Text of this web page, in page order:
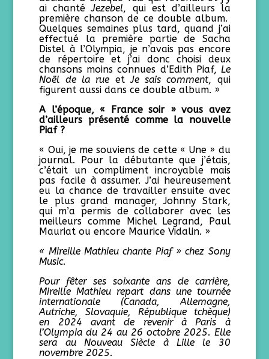
ai chantéJezebel, qui est d’ailleurs la
première chanson de ce double album.
Quelques semaines plus tard, quand j’ai
effectué la première partie de Sacha
Distel à l’Olympia, je n’avais pas encore
de répertoire et j’ai donc choisi deux
chansons moins connues d’Edith Piaf, Le
Noël de la rue etJe sais comment, qui
figurent aussi dans ce double album. »
A l’époque, « France soir » vous avez
d’ailleurs présenté comme la nouvelle
Piaf ?
« Oui, je me souviens de cette « Une » du
journal. Pour la débutante que j’étais,
c’était un compliment incroyable mais
pas facile à assumer. J’ai heureusement
eu la chance de travailler ensuite avec
le plus grand manager, Johnny Stark,
qui m’a permis de collaborer avec les
meilleurs comme Michel Legrand, Paul
Mauriat ou encore Maurice Vidalin. »
« Mireille Mathieu chante Piaf » chez Sony
Music.
Pour fêter ses soixante ans de carrière,
Mireille Mathieu repart dans une tournée
internationale (Canada, Allemagne,
Autriche, Slovaquie, République tchèque)
en 2024 avant de revenir à Paris à
l’Olympia du 24 au 26 octobre 2025. Elle
sera au Nouveau Siècle à Lille le 30
novembre 2025.